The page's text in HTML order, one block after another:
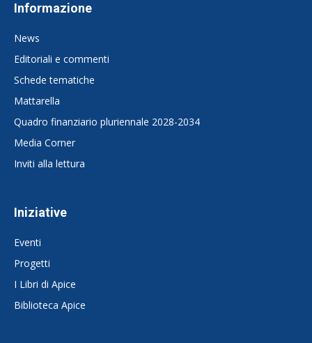
Informazione
News
Editoriali e commenti
Schede tematiche
Mattarella
Quadro finanziario pluriennale 2028-2034
Media Corner
Inviti alla lettura
Iniziative
Eventi
Progetti
I Libri di Apice
Biblioteca Apice